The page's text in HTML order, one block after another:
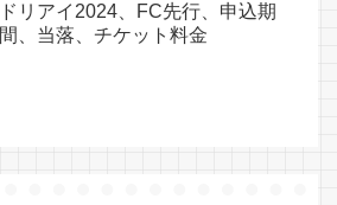
ドリアイ2024、FC先行、申込期
間、当落、チケット料金